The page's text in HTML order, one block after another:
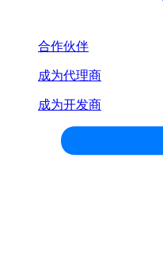
合作伙伴
成为代理商
成为开发商